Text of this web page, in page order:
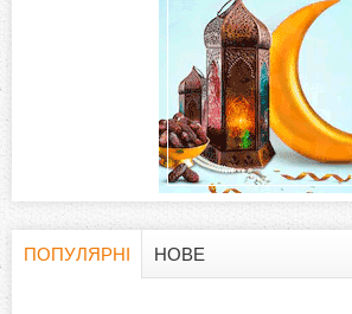
к
ПОПУЛЯРНІ
НОВЕ